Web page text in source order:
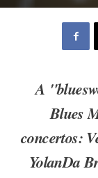
A
Blues
concertos:
YolanDa